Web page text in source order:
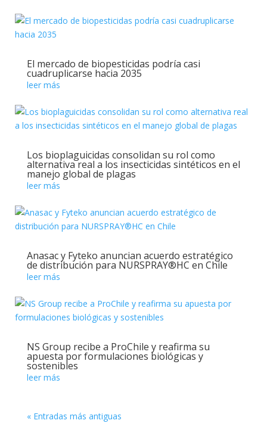
El mercado de biopesticidas podría casi
cuadruplicarse hacia 2035
leer más
Los bioplaguicidas consolidan su rol como
alternativa real a los insecticidas sintéticos en el
manejo global de plagas
leer más
Anasac y Fyteko anuncian acuerdo estratégico
de distribución para NURSPRAY®HC en Chile
leer más
NS Group recibe a ProChile y reafirma su
apuesta por formulaciones biológicas y
sostenibles
leer más
« Entradas más antiguas